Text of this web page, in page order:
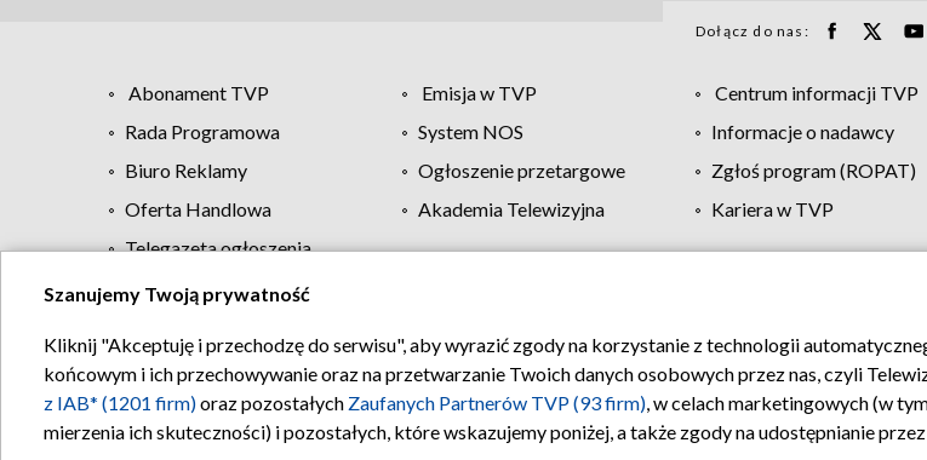
Dołącz do nas:
Abonament TVP Emisja w TVP Centrum informacji TVP
Rada Programowa
System NOS Informacje o nadawcy
Biuro Reklamy
Ogłoszenie przetargowe Zgłoś program (ROPAT)
Oferta Handlowa
Akademia Telewizyjna Kariera w TVP
Telegazeta ogłoszenia
Regulamin TVP Polityka prywatności Moje zgody
Szanujemy Twoją prywatność
Kliknij "Akceptuję i przechodzę do serwisu", aby wyrazić zgody na korzystanie z technologii
końcowym i ich przechowywanie oraz na przetwarzanie Twoich danych osobowych przez nas, czyli
z IAB* (1201 firm)oraz pozostałych Zaufanych Partnerów TVP (93 firm), w celach marketingowych (w
mierzenia ich skuteczności) i pozostałych, które wskazujemy poniżej, a także zgody na udostępnianie